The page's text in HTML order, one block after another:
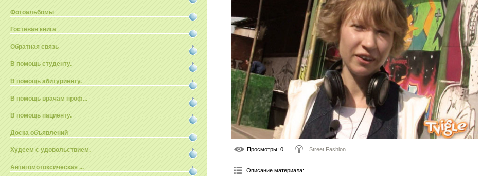
Фотоальбомы
Гостевая книга
Обратная связь
В помощь студенту.
В помощь абитуриенту.
В помощь врачам проф...
В помощь пациенту.
Доска объявлений
Худеем с удовольствием.
Антигомотоксическая ...
Просмотры: 0 Street Fashion
Описание материала: